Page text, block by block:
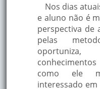
Nos dias
e aluno não é
perspectiva de
pelas
como ele
interessado